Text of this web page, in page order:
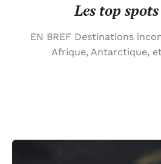
Les top
EN BREF Destinations
Afrique, Antarctique,